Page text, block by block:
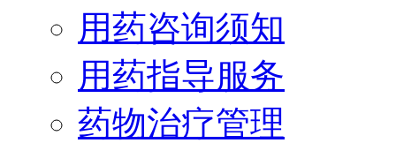
用药咨询须知
用药指导服务
药物治疗管理